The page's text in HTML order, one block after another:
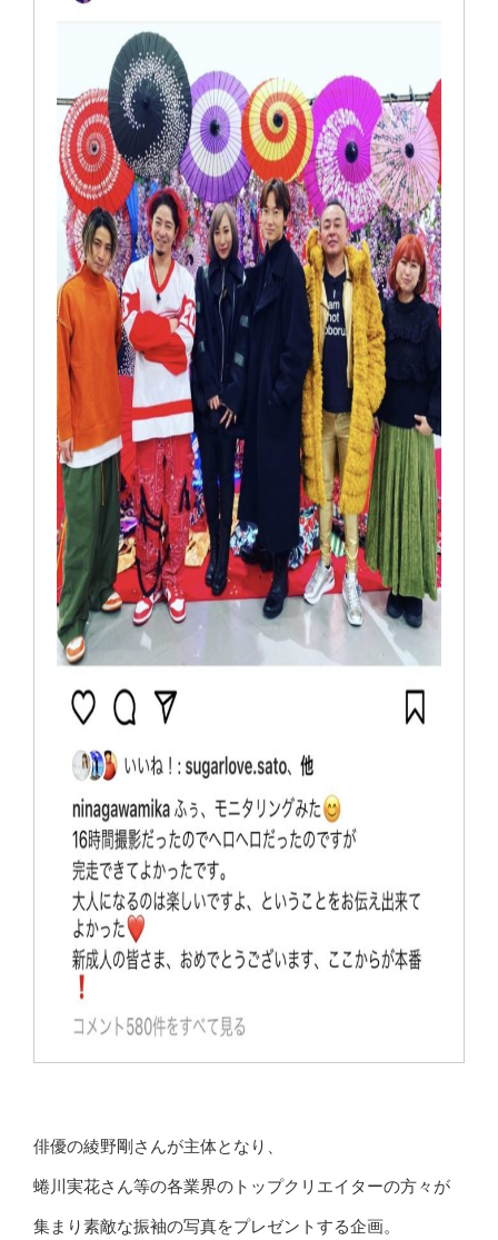
俳優の綾野剛さんが主体となり、
蜷川実花さん等の各業界のトップクリエイターの方々が
集まり素敵な振袖の写真をプレゼントする企画。